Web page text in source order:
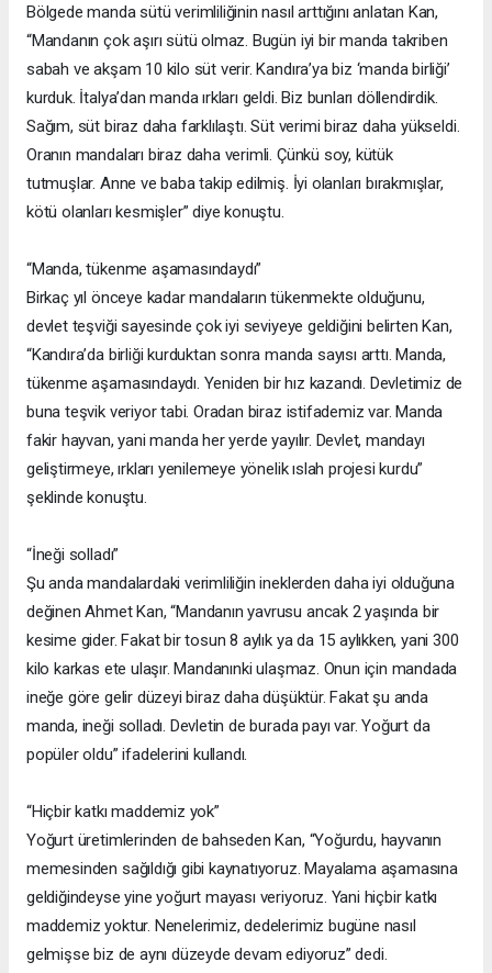
Bölgede manda sütü verimliliğinin nasıl arttığını anlatan Kan,
“Mandanın çok aşırı sütü olmaz. Bugün iyi bir manda takriben
sabah ve akşam 10 kilo süt verir. Kandıra’ya biz ‘manda birliği’
kurduk. İtalya’dan manda ırkları geldi. Biz bunları döllendirdik.
Sağım, süt biraz daha farklılaştı. Süt verimi biraz daha yükseldi.
Oranın mandaları biraz daha verimli. Çünkü soy, kütük
tutmuşlar. Anne ve baba takip edilmiş. İyi olanları bırakmışlar,
kötü olanları kesmişler” diye konuştu.
“Manda, tükenme aşamasındaydı”
Birkaç yıl önceye kadar mandaların tükenmekte olduğunu,
devlet teşviği sayesinde çok iyi seviyeye geldiğini belirten Kan,
“Kandıra’da birliği kurduktan sonra manda sayısı arttı. Manda,
tükenme aşamasındaydı. Yeniden bir hız kazandı. Devletimiz de
buna teşvik veriyor tabi. Oradan biraz istifademiz var. Manda
fakir hayvan, yani manda her yerde yayılır. Devlet, mandayı
geliştirmeye, ırkları yenilemeye yönelik ıslah projesi kurdu”
şeklinde konuştu.
“İneği solladı”
Şu anda mandalardaki verimliliğin ineklerden daha iyi olduğuna
değinen Ahmet Kan, “Mandanın yavrusu ancak 2 yaşında bir
kesime gider. Fakat bir tosun 8 aylık ya da 15 aylıkken, yani 300
kilo karkas ete ulaşır. Mandanınki ulaşmaz. Onun için mandada
ineğe göre gelir düzeyi biraz daha düşüktür. Fakat şu anda
manda, ineği solladı. Devletin de burada payı var. Yoğurt da
popüler oldu” ifadelerini kullandı.
“Hiçbir katkı maddemiz yok”
Yoğurt üretimlerinden de bahseden Kan, “Yoğurdu, hayvanın
memesinden sağıldığı gibi kaynatıyoruz. Mayalama aşamasına
geldiğindeyse yine yoğurt mayası veriyoruz. Yani hiçbir katkı
maddemiz yoktur. Nenelerimiz, dedelerimiz bugüne nasıl
gelmişse biz de aynı düzeyde devam ediyoruz” dedi.